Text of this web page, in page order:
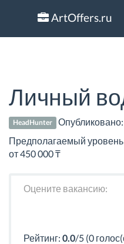
ArtOffers.ru
Личный
HeadHunter Опубликовано:
Предполагаемый
от 450 000 ₸
Оцените вакансию:
Рейтинг: 0.0/5 (0